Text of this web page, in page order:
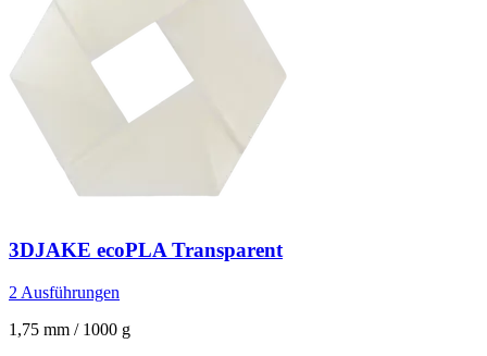
3DJAKE ecoPLA Transparent
2 Ausführungen
1,75 mm / 1000 g